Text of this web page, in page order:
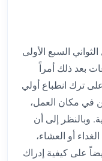
السبع الأولى
بعد ذلك أمراً
ترك انطباع أولي
في مكان العمل،
وبالنظر إلى أن
أو العشاء،
على كيفية إدراك